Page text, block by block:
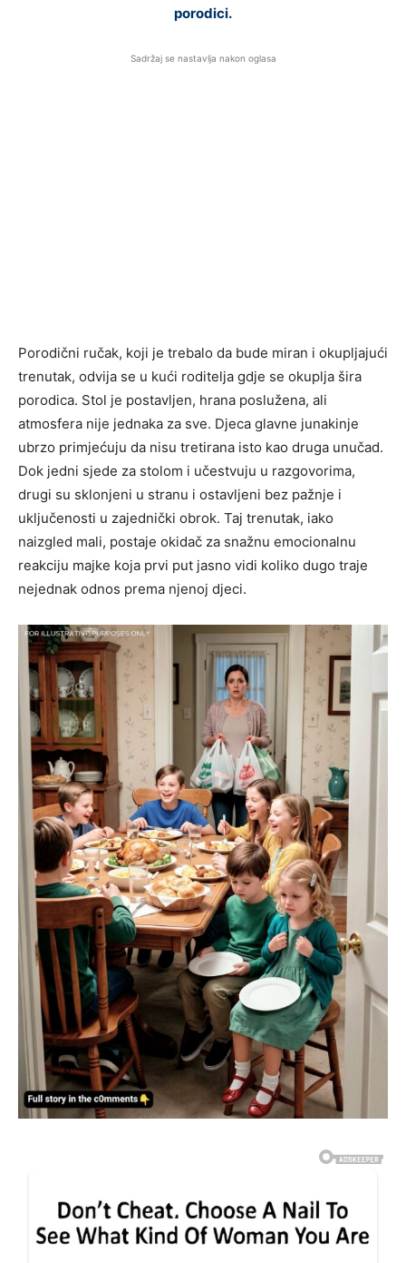
porodici.
Sadržaj se nastavlja nakon oglasa
Porodični ručak, koji je trebalo da bude miran i okupljajući
trenutak, odvija se u kući roditelja gdje se okuplja šira
porodica. Stol je postavljen, hrana poslužena, ali
atmosfera nije jednaka za sve. Djeca glavne junakinje
ubrzo primjećuju da nisu tretirana isto kao druga unučad.
Dok jedni sjede za stolom i učestvuju u razgovorima,
drugi su sklonjeni u stranu i ostavljeni bez pažnje i
uključenosti u zajednički obrok. Taj trenutak, iako
naizgled mali, postaje okidač za snažnu emocionalnu
reakciju majke koja prvi put jasno vidi koliko dugo traje
nejednak odnos prema njenoj djeci.